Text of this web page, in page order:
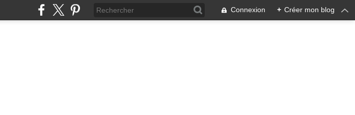
Connexion + Créer mon blog